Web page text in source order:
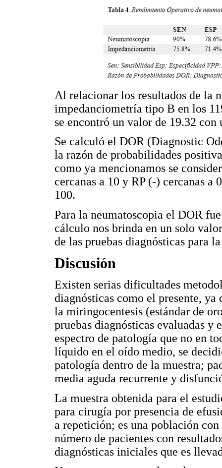
Al relacionar los resultados de la
impedanciometría tipo B en los
se encontró un valor de 19.32
Se calculó el DOR (Diagnostic
la razón de probabilidades
como ya mencionamos se
cercanas a 10 y RP (-) cercanas
100.
Para la neumatoscopia el DOR
cálculo nos brinda en un solo
de las pruebas diagnósticas para
Discusión
Existen serias dificultades
diagnósticas como el presente,
la miringocentesis (estándar de
pruebas diagnósticas evaluadas y
espectro de patología que no en
líquido en el oído medio, se
patología dentro de la muestra;
media aguda recurrente y
La muestra obtenida para el
para cirugía por presencia de
a repetición; es una población
número de pacientes con
diagnósticas iniciales que es